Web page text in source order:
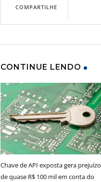
COMPARTILHE
CONTINUE LENDO
Chave de API exposta gera prejuízo
de quase R$ 100 mil em conta do